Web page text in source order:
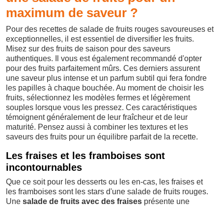
maximum de saveur ?
Pour des recettes de salade de fruits rouges savoureuses et
exceptionnelles, il est essentiel de diversifier les fruits.
Misez sur des fruits de saison pour des saveurs
authentiques. Il vous est également recommandé d'opter
pour des fruits parfaitement mûrs. Ces derniers assurent
une saveur plus intense et un parfum subtil qui fera fondre
les papilles à chaque bouchée. Au moment de choisir les
fruits, sélectionnez les modèles fermes et légèrement
souples lorsque vous les pressez. Ces caractéristiques
témoignent généralement de leur fraîcheur et de leur
maturité. Pensez aussi à combiner les textures et les
saveurs des fruits pour un équilibre parfait de la recette.
Les fraises et les framboises sont
incontournables
Que ce soit pour les desserts ou les en-cas, les fraises et
les framboises sont les stars d'une salade de fruits rouges.
Une salade de fruits avec des fraises présente une